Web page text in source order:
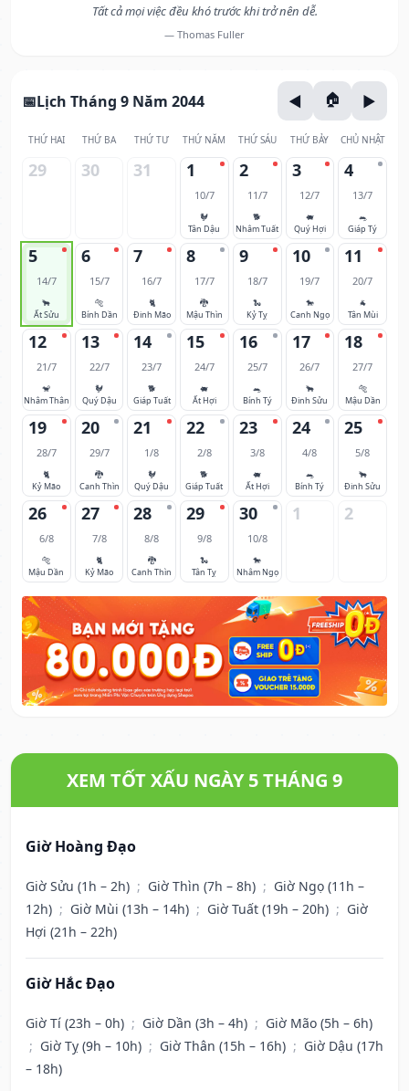
Tất cả mọi việc đều khó trước khi trở nên dễ.
— Thomas Fuller
Lịch Tháng 9 Năm 2044
THỨ HAI THỨ BA THỨ TƯ THỨ NĂM THỨ SÁU THỨ BẢY CHỦ NHẬT
29 30 31 1
10/7
🐓
Tân Dậu
2
11/7
🐕
Nhâm Tuất
3
12/7
🐖
Quý Hợi
4
13/7
🐀
Giáp Tý
5
14/7
🐂
Ất Sửu
6
15/7
🐅
Bính Dần
7
16/7
🐈
Đinh Mão
8
17/7
🐉
Mậu Thìn
9
18/7
🐍
Kỷ Tỵ
10
19/7
🐎
Canh Ngọ
11
20/7
🐐
Tân Mùi
12
21/7
🐒
Nhâm Thân
13
22/7
🐓
Quý Dậu
14
23/7
🐕
Giáp Tuất
15
24/7
🐖
Ất Hợi
16
25/7
🐀
Bính Tý
17
26/7
🐂
Đinh Sửu
18
27/7
🐅
Mậu Dần
19
28/7
🐈
Kỷ Mão
20
29/7
🐉
Canh Thìn
21
1/8
🐓
Quý Dậu
22
2/8
🐕
Giáp Tuất
23
3/8
🐖
Ất Hợi
24
4/8
🐀
Bính Tý
25
5/8
🐂
Đinh Sửu
26
6/8
🐅
Mậu Dần
27
7/8
🐈
Kỷ Mão
28
8/8
🐉
Canh Thìn
29
9/8
🐍
Tân Tỵ
30
10/8
🐎
Nhâm Ngọ
1 2
XEM TỐT XẤU NGÀY 5 THÁNG 9
Giờ Hoàng Đạo
Giờ Sửu (1h – 2h) ; Giờ Thìn (7h – 8h) ; Giờ Ngọ (11h –
12h) ; Giờ Mùi (13h – 14h) ; Giờ Tuất (19h – 20h) ; Giờ
Hợi (21h – 22h)
Giờ Hắc Đạo
Giờ Tí (23h – 0h) ; Giờ Dần (3h – 4h) ; Giờ Mão (5h – 6h)
; Giờ Tỵ (9h – 10h) ; Giờ Thân (15h – 16h) ; Giờ Dậu (17h
– 18h)